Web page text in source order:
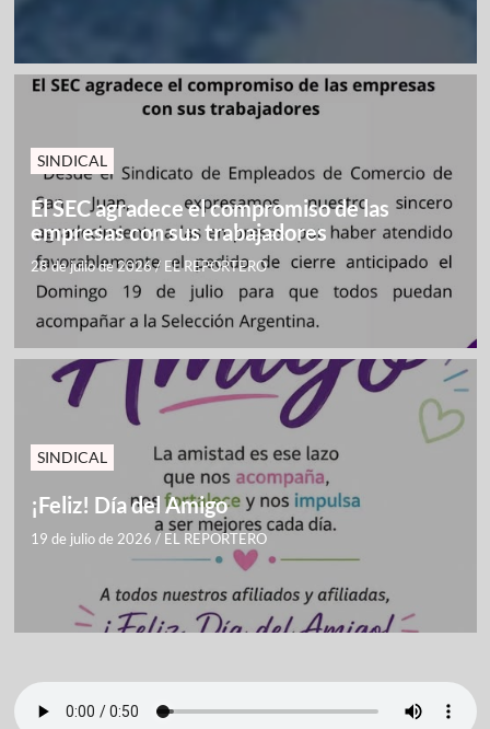
SINDICAL
El SEC agradece el compromiso de las
empresas con sus trabajadores
28 de julio de 2026/ EL REPORTERO
SINDICAL
¡Feliz! Día del Amigo
19 de julio de 2026 / EL REPORTERO